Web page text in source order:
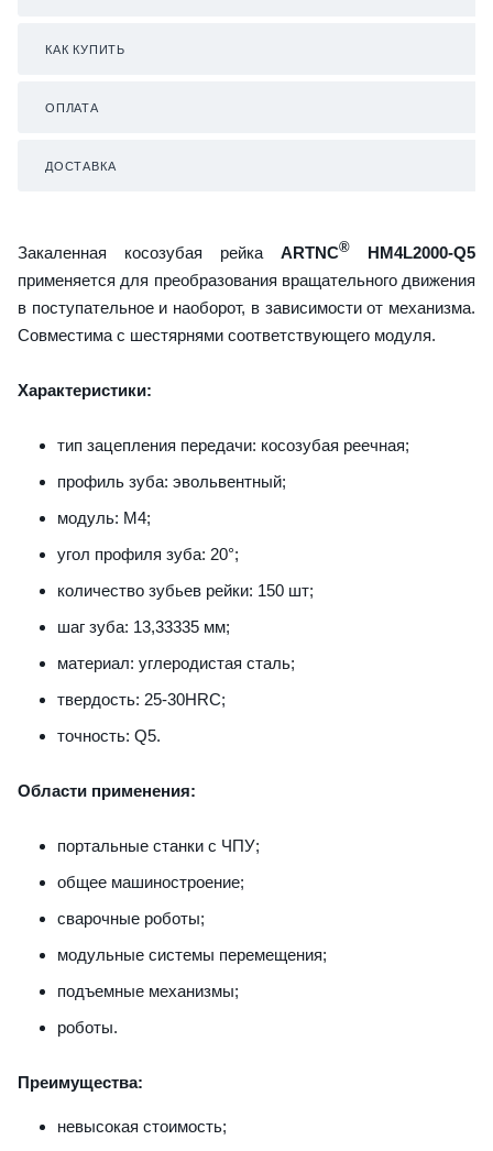
КАК КУПИТЬ
ОПЛАТА
ДОСТАВКА
Закаленная косозубая рейка ARTNC®
HM4L2000-Q5
применяется для преобразования вращательного движения
в поступательное и наоборот, в зависимости от механизма.
Совместима с шестярнями соответствующего модуля.
Характеристики:
тип зацепления передачи: косозубая реечная;
профиль зуба: эвольвентный;
модуль: M4;
угол профиля зуба: 20°;
количество зубьев рейки: 150 шт;
шаг зуба: 13,33335 мм;
материал: углеродистая сталь;
твердость: 25-30HRC;
точность: Q5.
Области применения:
портальные станки с ЧПУ;
общее машиностроение;
сварочные роботы;
модульные системы перемещения;
подъемные механизмы;
роботы.
Преимущества:
невысокая стоимость;